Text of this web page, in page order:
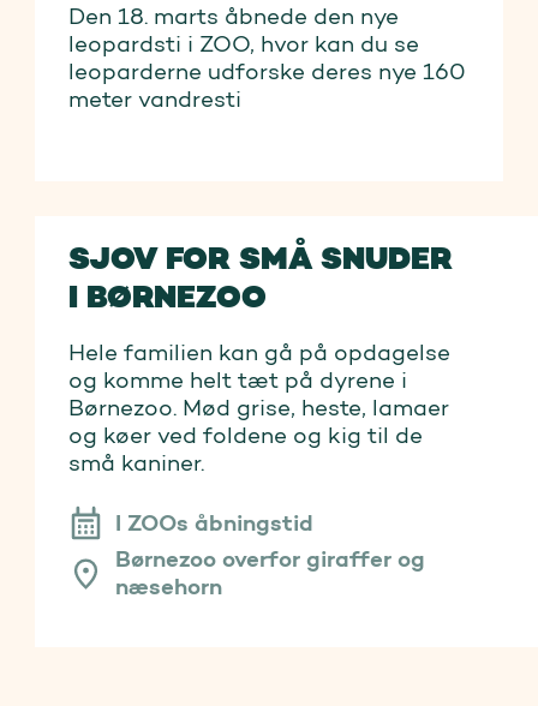
Den 18. marts åbnede den nye
leopardsti i ZOO, hvor kan du se
leoparderne udforske deres nye 160
meter vandresti
SJOV FOR SMÅ SNUDER
I BØRNEZOO
Hele familien kan gå på opdagelse
og komme helt tæt på dyrene i
Børnezoo. Mød grise, heste, lamaer
og køer ved foldene og kig til de
små kaniner.
I ZOOs åbningstid
Børnezoo overfor giraffer og
næsehorn